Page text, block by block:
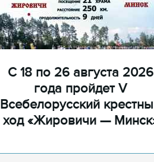
С 18 по 26 августа 2026
года пройдет V
Всебелорусский
ход «Жировичи —